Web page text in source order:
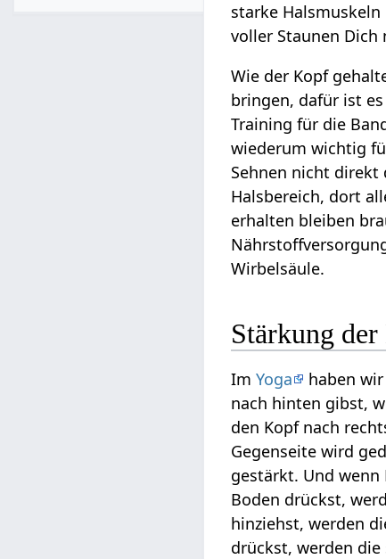
starke
voller Staunen
Wie der Kopf
bringen, dafür ist
Training für die
wiederum wichtig
Sehnen nicht
Halsbereich, dort
erhalten bleiben
Wirbelsäule.
Stärkung
ImYoga haben
nach hinten gibst,
den Kopf nach
Gegenseite wird
gestärkt. Und wenn
Boden drückst,
hinziehst, werden
drückst, werden